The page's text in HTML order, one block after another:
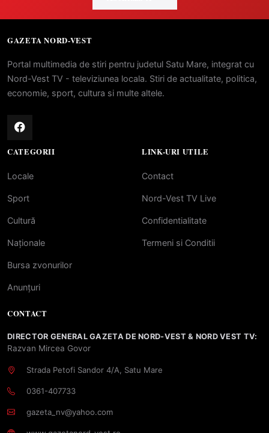
GAZETA NORD-VEST
Portal multimedia de stiri pentru judetul Satu Mare, integrat cu
Nord-Vest TV - televiziunea locala. Stiri de actualitate, politica,
economie, sport, cultura si multe altele.
CATEGORII
Locale
Sport
Cultură
Naționale
Bursa zvonurilor
Anunțuri
LINK-URI UTILE
Contact
Nord-Vest TV Live
Confidentialitate
Termeni si Conditii
CONTACT
DIRECTOR GENERAL GAZETA DE NORD-VEST & NORD VEST TV:
Razvan Mircea Govor
Strada Petofi Sandor 4/A, Satu Mare
0361-407733
gazeta_nv@yahoo.com